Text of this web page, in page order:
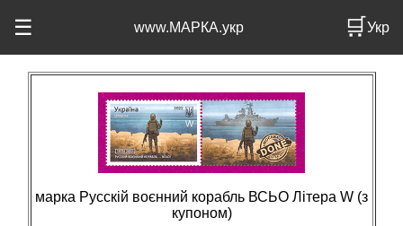
☰ www.МАРКА.укр 🛒Укр
марка Русскій воєнний корабль ВСЬО Літера W (з
купоном)